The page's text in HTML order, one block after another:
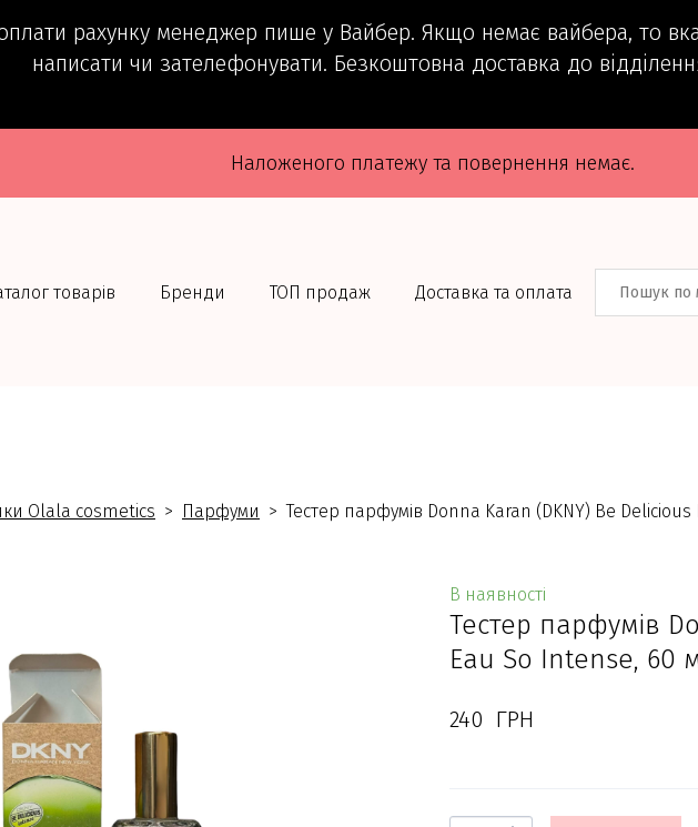
рахунку менеджер пише у Вайбер. Якщо немає вайбера, то
написати чи зателефонувати. Безкоштовна доставка до
Наложеного платежу та повернення немає.
товарів Бренди ТОП продаж Доставка та оплата
Olala cosmetics Парфуми Тестер парфумів Donna Karan (DKNY) Be
В наявності
Тестер парфумів
Eau So Intense, 60
240  ГРН